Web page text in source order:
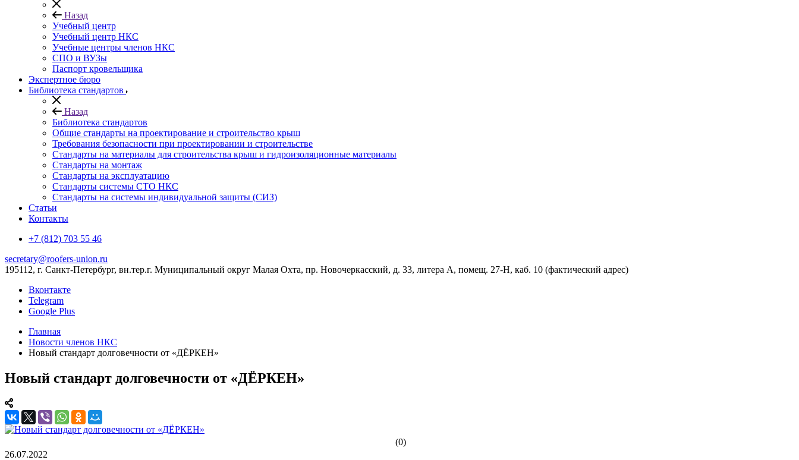
Назад
Учебный центр
Учебный центр НКС
Учебные центры членов НКС
СПО и ВУЗы
Паспорт кровельщика
Экспертное бюро
Библиотека стандартов
Назад
Библиотека стандартов
Общие стандарты на проектирование и строительство крыш
Требования безопасности при проектировании и строительстве
Стандарты на материалы для строительства крыш и гидроизоляционные материалы
Стандарты на монтаж
Стандарты на эксплуатацию
Стандарты системы СТО НКС
Стандарты на системы индивидуальной защиты (СИЗ)
Статьи
Контакты
+7 (812) 703 55 46
secretary@roofers-union.ru
195112, г. Санкт-Петербург, вн.тер.г. Муниципальный округ Малая Охта, пр. Новочеркасский, д. 33, литера А, помещ. 27-Н, каб. 10 (фактический адрес)
Вконтакте
Telegram
Google Plus
Главная
Новости членов НКС
Новый стандарт долговечности от «ДЁРКЕН»
Новый стандарт долговечности от «ДЁРКЕН»
(0)
26.07.2022